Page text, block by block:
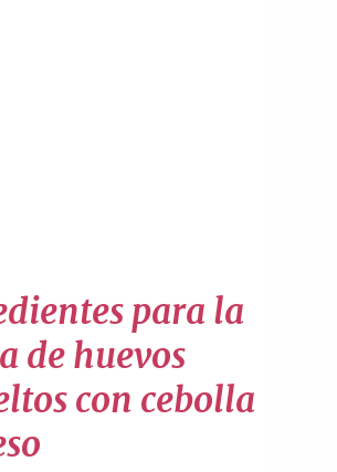
para la
de huevos
con cebolla